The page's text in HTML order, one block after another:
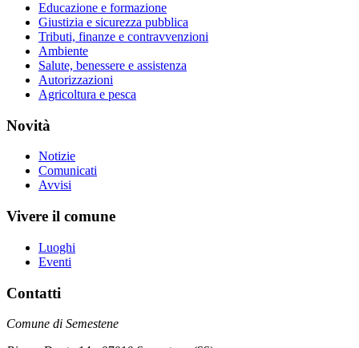
Educazione e formazione
Giustizia e sicurezza pubblica
Tributi, finanze e contravvenzioni
Ambiente
Salute, benessere e assistenza
Autorizzazioni
Agricoltura e pesca
Novità
Notizie
Comunicati
Avvisi
Vivere il comune
Luoghi
Eventi
Contatti
Comune di Semestene